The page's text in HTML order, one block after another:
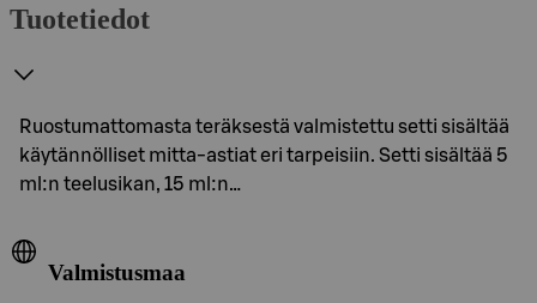
Tuotetiedot
Ruostumattomasta teräksestä valmistettu setti sisältää
käytännölliset mitta-astiat eri tarpeisiin. Setti sisältää 5
ml:n teelusikan, 15 ml:n…
Valmistusmaa